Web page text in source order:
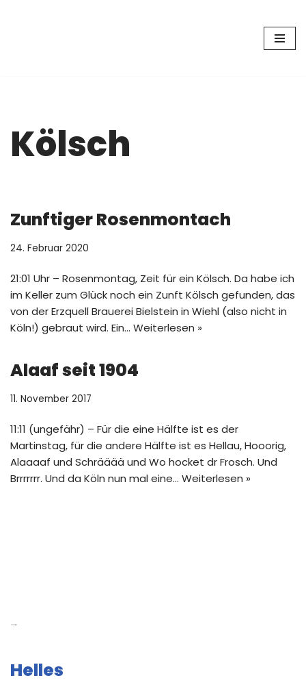
Kölsch
Zunftiger Rosenmontach
24. Februar 2020
21:01 Uhr – Rosenmontag, Zeit für ein Kölsch. Da habe ich
im Keller zum Glück noch ein Zunft Kölsch gefunden, das
von der Erzquell Brauerei Bielstein in Wiehl (also nicht in
Köln!) gebraut wird. Ein… Weiterlesen »
Alaaf seit 1904
11. November 2017
11:11 (ungefähr) – Für die eine Hälfte ist es der
Martinstag, für die andere Hälfte ist es Hellau, Hooorig,
Alaaaaf und Schrääää und Wo hocket dr Frosch. Und
Brrrrrrr. Und da Köln nun mal eine… Weiterlesen »
Helles